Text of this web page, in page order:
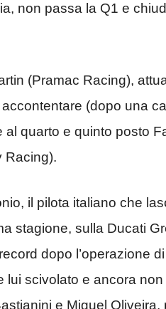
non passa la Q1 e
(Pramac Racing),
(dopo una
al quarto e quinto posto
Racing).
il pilota italiano che
stagione, sulla Ducati
dopo l’operazione
scivolato e ancora
e Miguel Oliveira,